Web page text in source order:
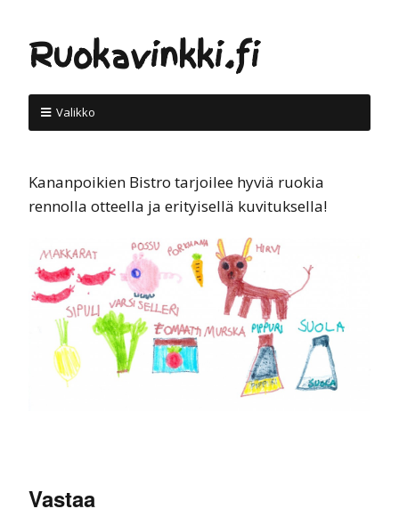
Ruokavinkki.fi
Valikko
Kananpoikien Bistro tarjoilee hyviä ruokia
rennolla otteella ja erityisellä kuvituksella!
Vastaa